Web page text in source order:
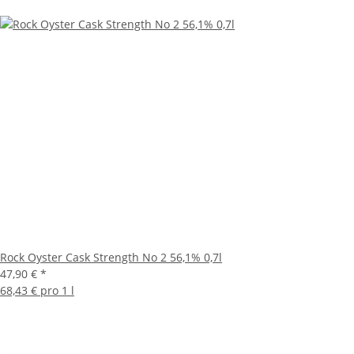
Rock Oyster Cask Strength No 2 56,1% 0,7l
47,90 € *
68,43 € pro 1 l